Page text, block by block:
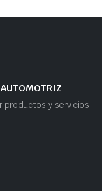
productos y servicios